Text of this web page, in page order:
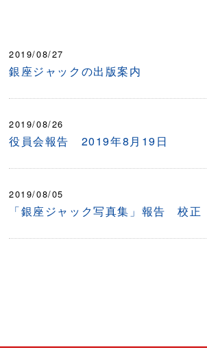
2019/08/27
銀座ジャックの出版案内
2019/08/26
役員会報告 2019年8月19日
2019/08/05
「銀座ジャック写真集」報告 校